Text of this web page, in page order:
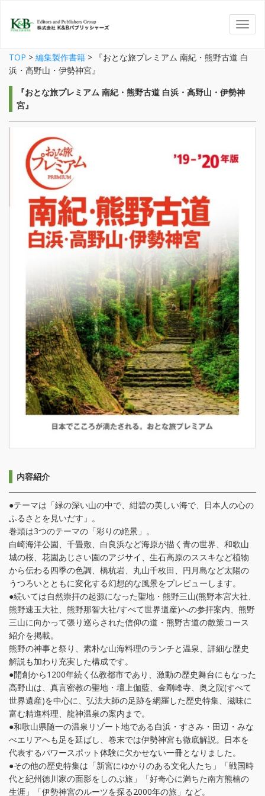
TOP > 編集製作書籍 >
『おとな旅プレミアム 南紀・熊野古道 白
浜・高野山・伊勢神宮』
『おとな旅プレミアム 南紀・熊野古道 白浜・高野山・伊勢神
宮』
内容紹介
●テーマは「緑の深い山の中で、紺碧の美しい海で、日本人の心の
ふるさとを見いだす」。
巻頭は3つのテーマの「彩りの絶景」。
白崎海洋公園、千畳敷、白良浜など海原が描く青の世界、和歌山
城の桜、花園あじさい園のアジサイ、生石高原のススキなど植物
から伝わる四季の色調、橋杭岩、丸山千枚田、円月島など太陽の
うつろいとともに変化する幻想的な風景をプレビューします。
●続いては自然崇拝の起源になった聖地・熊野三山(熊野本宮大社、
熊野速玉大社、熊野那智大社/すべて世界遺産)への参拝案内、熊野
三山に向かって張り巡らされた信仰の道・熊野古道の散策コース
紹介を掲載。
熊野の神事と祭り、素朴な山海料理のランチと温泉、詳細な歴史
解説も加わり充実した構成です。
●開創から1200年続く仏教都市であり、激動の歴史舞台にもなった
高野山は、真言密教の聖地・壇上伽藍、金剛峰寺、奥之院(すべて
世界遺産)を中心に、弘法大師の足跡を網羅した歴史特集、滋味に
富む精進料理、龍神温泉の案内まで。
●和歌山県随一の温泉リゾート地である白浜・すさみ・田辺・みな
べエリアへも足を延ばし、巻末では伊勢神宮も徹底解説。日本を
代表するパワースポット体験に欠かせない一冊となりました。
●その他の歴史特集は「新宮にゆかりのある文化人たち」「戦国時
代と紀州徳川家の面影をしのぶ旅」「好奇心に満ちた南方熊楠の
生涯」「伊勢神宮のルーツを探る2000年の旅」など。